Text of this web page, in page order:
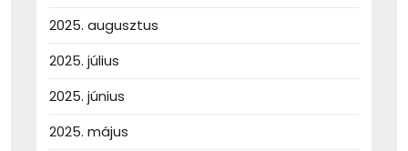
2025. augusztus
2025. július
2025. június
2025. május